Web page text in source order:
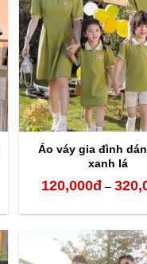
Áo váy gia đình
xanh lá
120,000đ –